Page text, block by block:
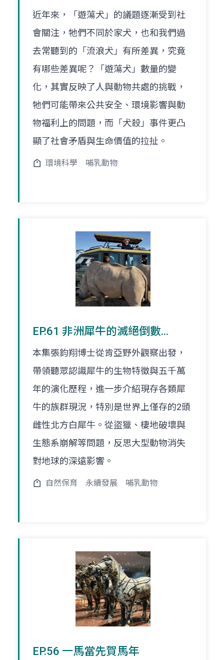
近年來，「遊蕩犬」的議題逐漸受到社
會關注，牠們不同於家犬，也和我們過
去常聽到的「流浪犬」有所差異，究竟
有哪些差異呢？「遊蕩犬」數量的變
化，其實反映了人與動物共處的挑戰，
牠們可能帶來公共安全、環境影響與動
物福利上的問題，而「犬殺」事件更凸
顯了社會矛盾與生命價值的拉扯。
環境科學 哺乳動物
EP.61 非洲犀牛的滅絕倒數...
本集張鈞翔博士從肯亞野外觀察出發，
帶領聽眾認識犀牛的生物特徵與五千萬
年的演化歷程，進一步介紹現存各類犀
牛的族群現況，特別是世界上僅存的2頭
雌性北方白犀牛。從盜獵、棲地破壞與
生態系崩解等問題，反思大型動物消失
對地球的深遠影響。
自然保育 永續發展 哺乳動物
EP.56 一馬當先賀馬年